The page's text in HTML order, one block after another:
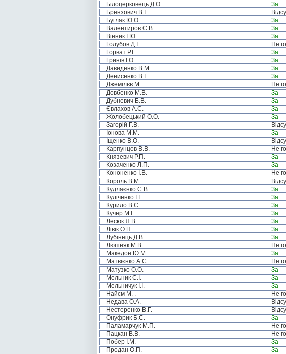
Білоцерковець Д.О.
За
Брензович В.І.
Буглак Ю.О.
За
Валентиров С.В.
За
Вінник І.Ю.
За
Голубов Д.І.
Не
Горват Р.І.
За
Гринів І.О.
За
Давиденко В.М.
За
Денисенко В.І.
За
Джемілєв М. .
Не
Довбенко М.В.
За
Дубневич Б.В.
За
Євлахов А.С.
За
Жолобецький О.О.
За
Загорій Г.В.
Іонова М.М.
За
Іщенко В.О.
Карпунцов В.В.
Не
Князевич Р.П.
За
Козаченко Л.П.
За
Кононенко І.В.
Не
Король В.М.
Кудлаєнко С.В.
За
Куліченко І.І.
За
Курило В.С.
За
Кучер М.І.
За
Лесюк Я.В.
За
Лівік О.П.
За
Лубінець Д.В.
За
Люшняк М.В.
Не
Македон Ю.М.
За
Матвієнко А.С.
Не
Матузко О.О.
За
Мельник С.І.
За
Мельничук І.І.
За
Найєм М. .
Не
Недава О.А.
Нестеренко В.Г.
Онуфрик Б.С.
За
Паламарчук М.П.
Не
Пацкан В.В.
Не
Побер І.М.
За
Продан О.П.
За